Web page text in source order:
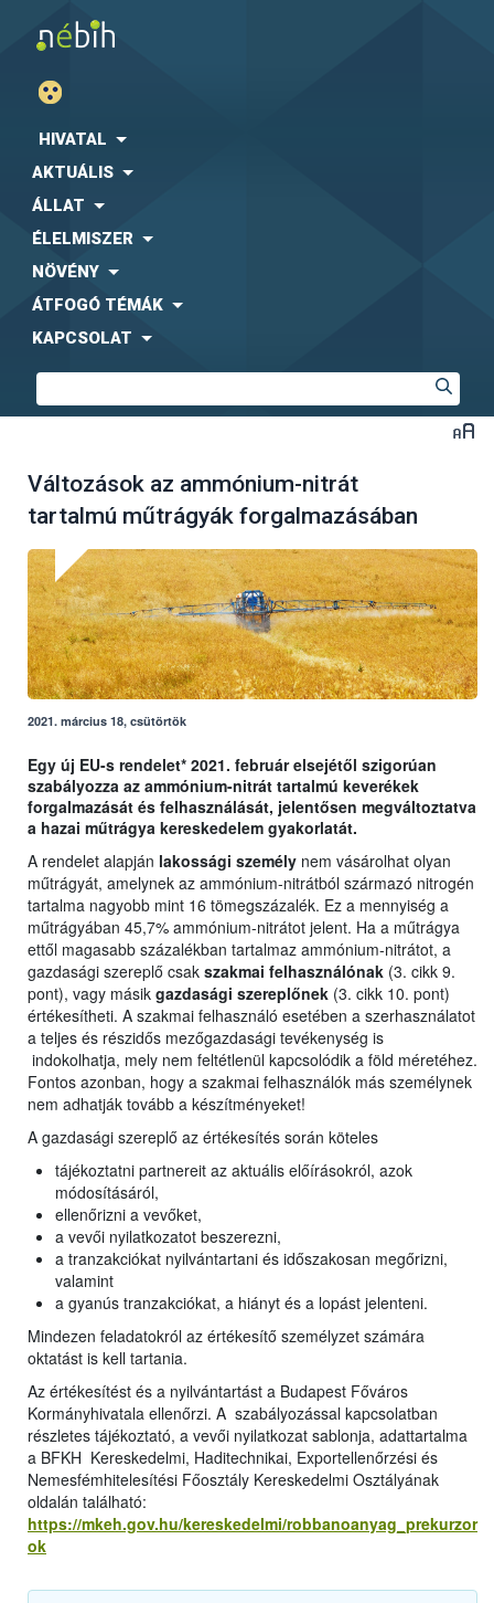
HIVATAL
AKTUÁLIS
ÁLLAT
ÉLELMISZER
NÖVÉNY
ÁTFOGÓ TÉMÁK
KAPCSOLAT
Változások az ammónium-nitrát
tartalmú műtrágyák forgalmazásában
2021. március 18, csütörtök
Egy új EU-s rendelet* 2021. február elsejétől szigorúan
szabályozza az ammónium-nitrát tartalmú keverékek
forgalmazását és felhasználását, jelentősen megváltoztatva
a hazai műtrágya kereskedelem gyakorlatát.
A rendelet alapján lakossági személy nem vásárolhat olyan
műtrágyát, amelynek az ammónium-nitrátból származó nitrogén
tartalma nagyobb mint 16 tömegszázalék. Ez a mennyiség a
műtrágyában 45,7% ammónium-nitrátot jelent. Ha a műtrágya
ettől magasabb százalékban tartalmaz ammónium-nitrátot, a
gazdasági szereplő csak szakmai felhasználónak (3. cikk 9.
pont), vagy másik gazdasági szereplőnek (3. cikk 10. pont)
értékesítheti. A szakmai felhasználó esetében a szerhasználatot
a teljes és részidős mezőgazdasági tevékenység is
indokolhatja, mely nem feltétlenül kapcsolódik a föld méretéhez.
Fontos azonban, hogy a szakmai felhasználók más személynek
nem adhatják tovább a készítményeket!
A gazdasági szereplő az értékesítés során köteles
tájékoztatni partnereit az aktuális előírásokról, azok
módosításáról,
ellenőrizni a vevőket,
a vevői nyilatkozatot beszerezni,
a tranzakciókat nyilvántartani és időszakosan megőrizni,
valamint
a gyanús tranzakciókat, a hiányt és a lopást jelenteni.
Mindezen feladatokról az értékesítő személyzet számára
oktatást is kell tartania.
Az értékesítést és a nyilvántartást a Budapest Főváros
Kormányhivatala ellenőrzi. A szabályozással kapcsolatban
részletes tájékoztató, a vevői nyilatkozat sablonja, adattartalma
a BFKH Kereskedelmi, Haditechnikai, Exportellenőrzési és
Nemesfémhitelesítési Főosztály Kereskedelmi Osztályának
oldalán található:
https://mkeh.gov.hu/kereskedelmi/robbanoanyag_prekurzor
ok